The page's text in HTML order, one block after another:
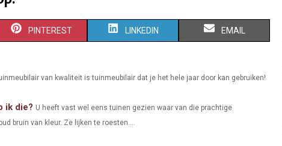
S
A
PINTEREST S
A
LINKEDIN S
EMAIL
van kwaliteit is tuinmeubilair dat je het hele jaar door kan gebruiken!
ik die? U heeft vast wel eens tuinen gezien waar van die prachtige
bruin van kleur. Ze lijken te roesten....